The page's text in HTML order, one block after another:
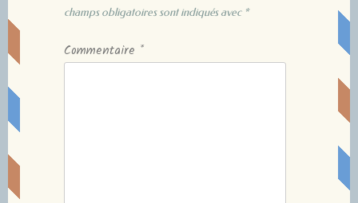
champs obligatoires sont indiqués avec *
Commentaire *